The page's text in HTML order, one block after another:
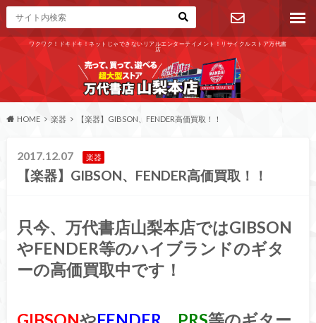
ワクワク！ドキドキ！ネットじゃできないリアルエンターテイメント！リサイクルストア万代書
店
お問い合わ
せ
HOME 楽器 【楽器】GIBSON、FENDER高価買取！！
2017.12.07 楽器
【楽器】GIBSON、FENDER高価買取！！
只今、万代書店山梨本店ではGIBSON
やFENDER等のハイブランドのギタ
ーの高価買取中です！